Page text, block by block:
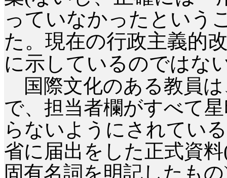
っていなかったという
た。現在の行政主義的
に示しているのではな
国際文化のある教員
で、担当者欄がすべて
らないようにされてい
省に届出をした正式資料
固有名詞を明記したもの